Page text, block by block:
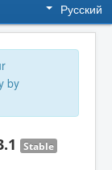
Русский
by
Stable